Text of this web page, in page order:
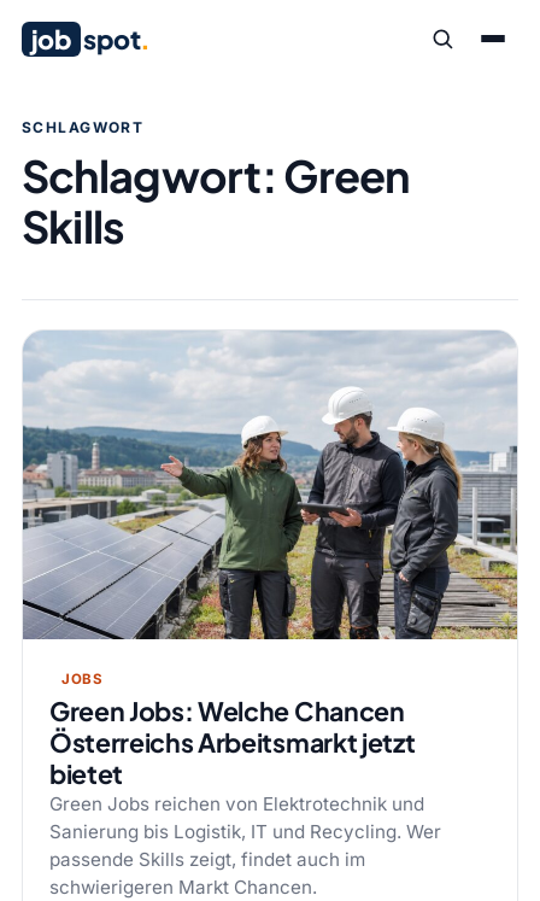
job spot.
SCHLAGWORT
Schlagwort:Green
Skills
JOBS
Green Jobs: Welche Chancen
Österreichs Arbeitsmarkt jetzt
bietet
Green Jobs reichen von Elektrotechnik und
Sanierung bis Logistik, IT und Recycling. Wer
passende Skills zeigt, findet auch im
schwierigeren Markt Chancen.